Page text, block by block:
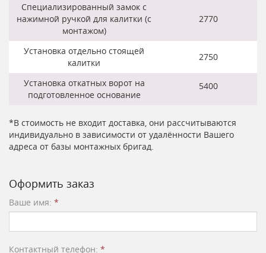
Специализированный замок с
нажимной ручкой для калитки (с
монтажом)
2770
Установка отдельно стоящей
калитки
2750
Установка откатных ворот на
подготовленное основание
5400
*В стоимость не входит доставка, они рассчитываются
индивидуально в зависимости от удалённости Вашего
адреса от базы монтажных бригад.
Оформить заказ
Ваше имя: *
Контактный телефон: *